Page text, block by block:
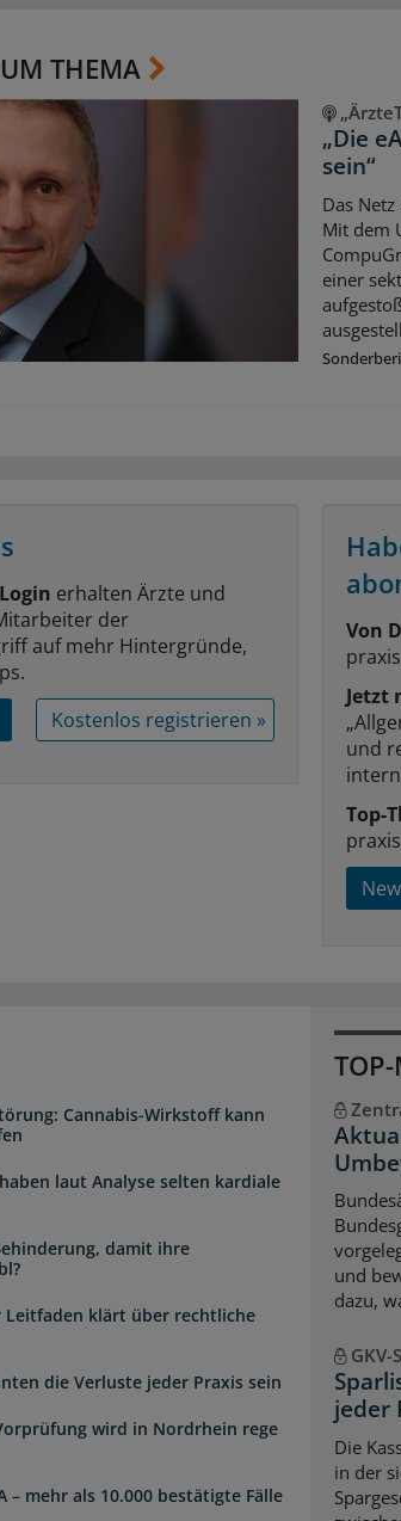
THEMA
„Die
sein“
Das
Mit dem
einer
erhalten Ärzte und
der
auf mehr Hintergründe,
Kostenlos registrieren »
Von
Jetzt
und
Top-
Cannabis-Wirkstoff kann
laut Analyse selten kardiale
damit ihre
Leitfaden klärt über rechtliche
die Verluste jeder Praxis sein
wird in Nordrhein rege
– mehr als 10.000 bestätigte Fälle
und
dazu,
GKV-
jeder
Die
in der